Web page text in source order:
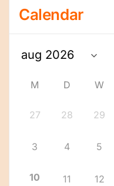
Calendar
M D W
27 28 29
3 4 5
10 11 12